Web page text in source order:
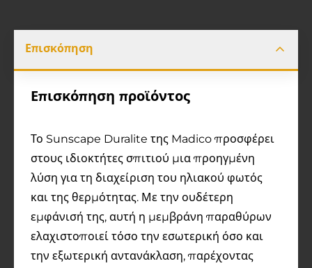
Επισκόπηση
Επισκόπηση προϊόντος
Το Sunscape Duralite της Madico προσφέρει
στους ιδιοκτήτες σπιτιού μια προηγμένη
λύση για τη διαχείριση του ηλιακού φωτός
και της θερμότητας. Με την ουδέτερη
εμφάνισή της, αυτή η μεμβράνη παραθύρων
ελαχιστοποιεί τόσο την εσωτερική όσο και
την εξωτερική αντανάκλαση, παρέχοντας